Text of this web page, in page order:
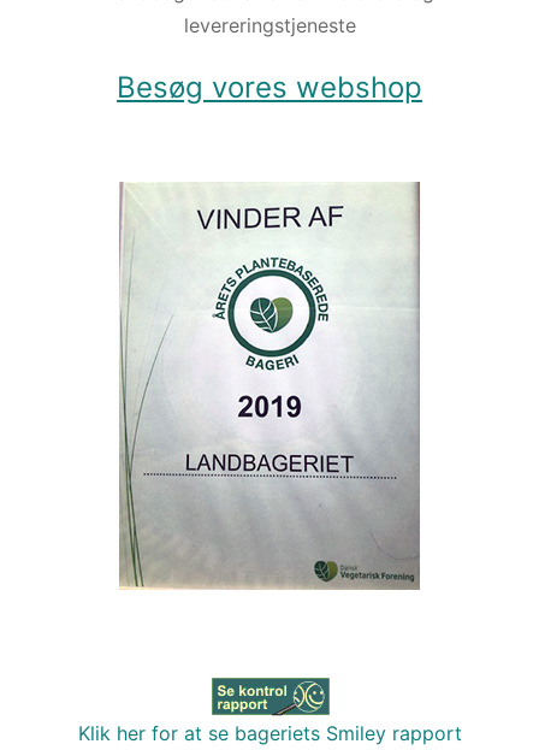
levereringstjeneste
Besøg vores webshop
Klik her for at se bageriets Smiley rapport